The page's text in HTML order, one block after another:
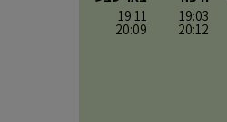
19:03
20:12
19:11
20:09